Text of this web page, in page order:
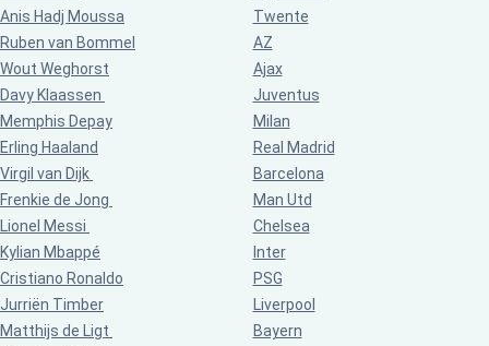
Anis Hadj Moussa
Ruben van Bommel
Wout Weghorst
Davy Klaassen
Memphis Depay
Erling Haaland
Virgil van Dijk
Frenkie de Jong
Lionel Messi
Kylian Mbappé
Cristiano Ronaldo
Jurriën Timber
Matthijs de Ligt
Twente
AZ
Ajax
Juventus
Milan
Real Madrid
Barcelona
Man Utd
Chelsea
Inter
PSG
Liverpool
Bayern